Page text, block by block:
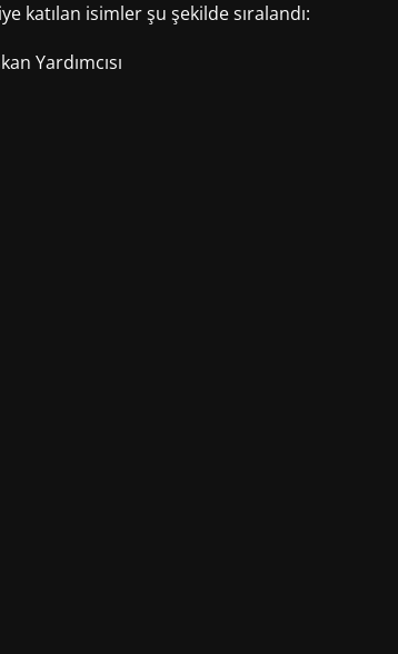
katılan isimler şu şekilde sıralandı:
Yardımcısı